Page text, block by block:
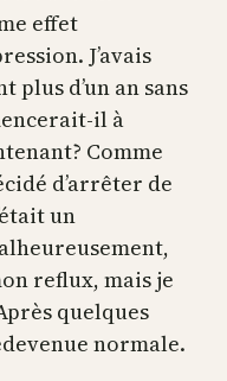
effet
J’avais
plus d’un an sans
il à
Comme
d’arrêter de
un
reflux, mais je
quelques
normale.